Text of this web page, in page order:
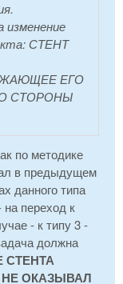
изменение
СТЕНТ
ЕГО
СТОРОНЫ
по методике
в предыдущем
данного типа
переход к
- к типу 3 -
должна
СТЕНТА
ОКАЗЫВАЛ